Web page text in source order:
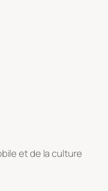
et de la culture